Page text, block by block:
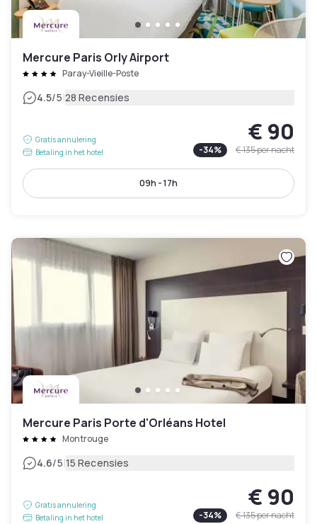
Mercure Paris Orly Airport
Paray-Vieille-Poste
4.5/5|28 Recensies
Gratis annulering
Betaling in het hotel
€ 90
-34% € 135per nacht
09h - 17h
Mercure Paris Porte d'Orléans Hotel
Montrouge
4.6/5|15 Recensies
Gratis annulering
Betaling in het hotel
€ 90
-34% € 135per nacht